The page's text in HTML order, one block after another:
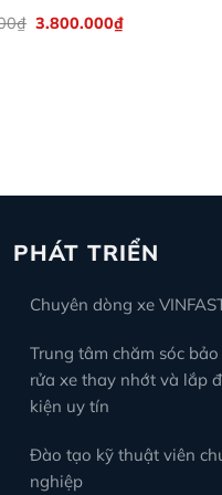
₫ Giá
3.800.000₫Giá
PHÁT TRIỂN
Chuyên dòng xe
Trung tâm chăm sóc
rửa xe thay nhớt và lắp
kiện uy tín
Đào tạo kỹ thuật viên
nghiệp